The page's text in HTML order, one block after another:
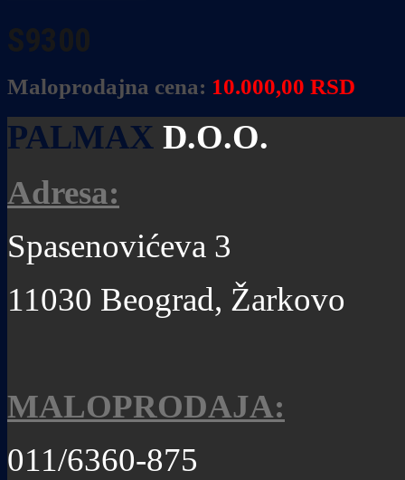
Maloprodajna cena: 10.000,00 RSD
PALMAX D.O.O.
Adresa:
Spasenovićeva 3
11030 Beograd, Žarkovo
MALOPRODAJA:
011/6360-875